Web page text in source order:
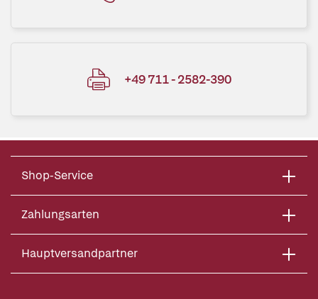
+49 711 - 2582-390
Shop-Service
Zahlungsarten
Hauptversandpartner